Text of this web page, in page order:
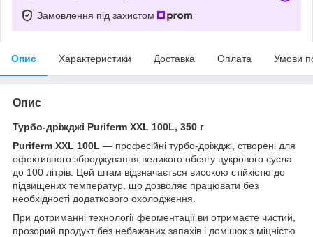
Замовлення під захистом
Опис Характеристики Доставка Оплата Умови
Опис
Турбо-дріжджі Puriferm XXL 100L, 350 г
Puriferm XXL 100L — професійні турбо-дріжджі, створені для
ефективного зброджування великого обсягу цукрового сусла
до 100 літрів. Цей штам відзначається високою стійкістю до
підвищених температур, що дозволяє працювати без
необхідності додаткового охолодження.
При дотриманні технології ферментації ви отримаєте чистий,
прозорий продукт без небажаних запахів і домішок з міцністю